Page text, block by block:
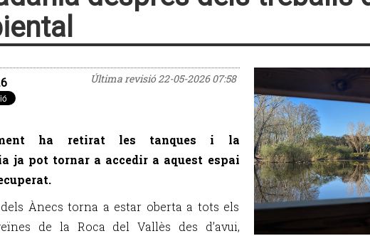
Última revisió22-05-2026 07:58
ha retirat les tanques i la
ja pot tornar a accedir a aquest espai
Ànecs torna a estar oberta a tots els
de la Roca del Vallès des d’avui,